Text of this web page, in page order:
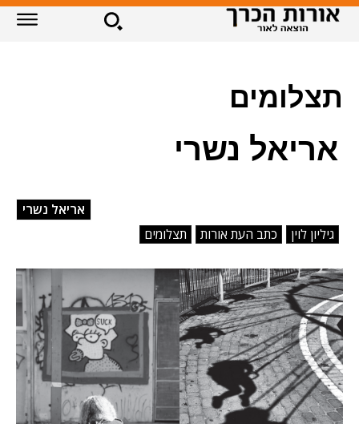
תצלומים
אריאל נשרי
אריאל נשרי
גיליון לוין
כתב העת אורות תצלומים